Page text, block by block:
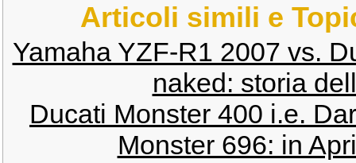
Articoli simili e
Yamaha YZF-R1 2007 vs.
naked: storia
Ducati Monster 400 i.e.
Monster 696: in